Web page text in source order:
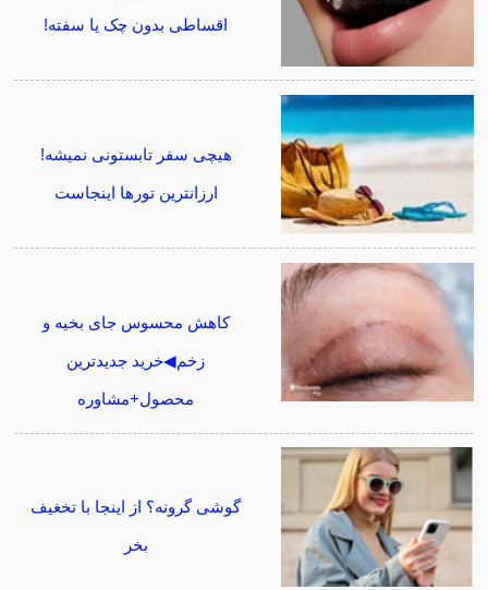
اقساطی بدون چک یا سفته!
هیچی سفر تابستونی نمیشه!
ارزانترین تورها اینجاست
کاهش محسوس جای بخیه و
زخم◀خرید جدیدترین
محصول+مشاوره
گوشی گرونه؟ از اینجا با تخغیف
بخر